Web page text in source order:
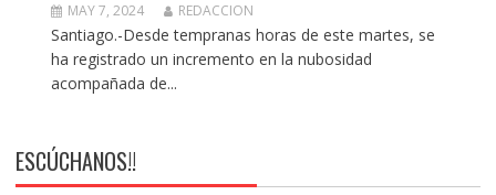
MAY 7, 2024 REDACCION
Santiago.-Desde tempranas horas de este martes, se
ha registrado un incremento en la nubosidad
acompañada de...
ESCÚCHANOS!!